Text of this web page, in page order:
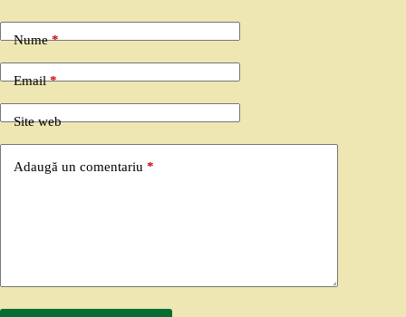
Nume*
Email*
Site web
Adaugă un comentariu *